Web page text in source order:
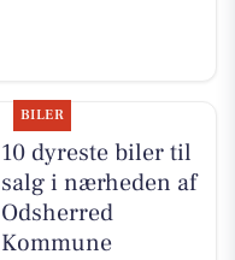
BILER
10 dyreste biler til
salg i nærheden af
Odsherred
Kommune